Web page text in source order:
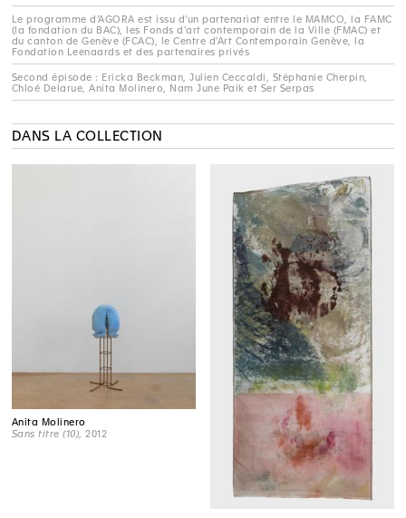
Le programme d’AGORA est issu d’un partenariat entre le MAMCO, la FAMC
(la fondation du BAC), les Fonds d’art contemporain de la Ville (FMAC) et
du canton de Genève (FCAC), le Centre d'Art Contemporain Genève, la
Fondation Leenaards et des partenaires privés
Second épisode : Ericka Beckman, Julien Ceccaldi, Stéphanie Cherpin,
Chloé Delarue, Anita Molinero, Nam June Paik et Ser Serpas
DANS LA COLLECTION
Anita Molinero
Sans titre (10) , 2012